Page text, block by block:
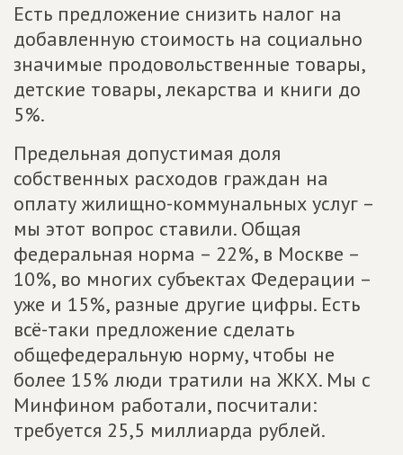
Есть предложение снизить налог на
добавленную стоимость на социально
значимые продовольственные товары,
детские товары, лекарства и книги до
5%.
Предельная допустимая доля
собственных расходов граждан на
оплату жилищно-коммунальных услуг –
мы этот вопрос ставили. Общая
федеральная норма – 22%, в Москве –
10%, во многих субъектах Федерации –
уже и 15%, разные другие цифры. Есть
всё-таки предложение сделать
общефедеральную норму, чтобы не
более 15% люди тратили на ЖКХ. Мы с
Минфином работали, посчитали:
требуется 25,5 миллиарда рублей.